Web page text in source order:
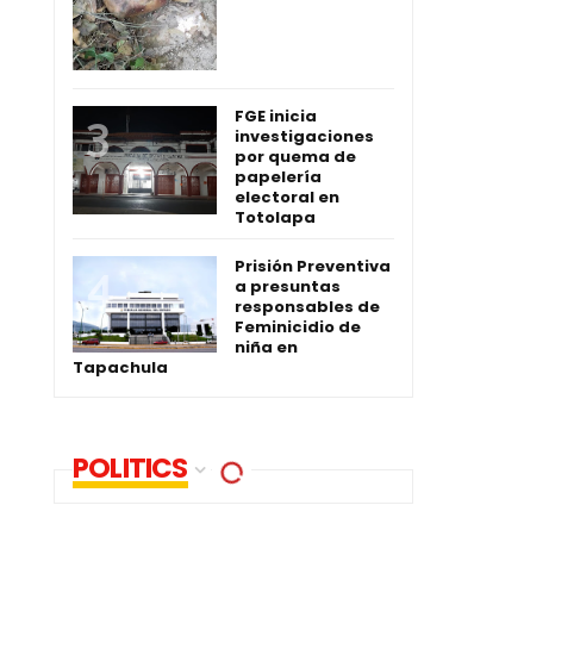
FGE inicia
investigaciones
por quema de
papelería
electoral en
Totolapa
Prisión Preventiva
a presuntas
responsables de
Feminicidio de
niña en
Tapachula
POLITICS